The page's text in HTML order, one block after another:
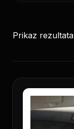
Prikaz rezultata